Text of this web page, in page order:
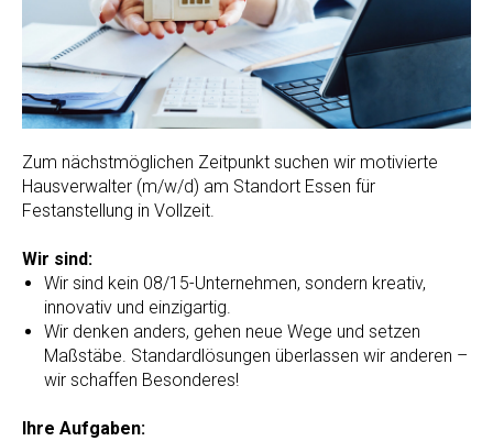
Zum nächstmöglichen Zeitpunkt suchen wir motivierte
Hausverwalter (m/w/d) am Standort Essen für
Festanstellung in Vollzeit.
Wir sind:
Wir sind kein 08/15-Unternehmen, sondern kreativ,
innovativ und einzigartig.
Wir denken anders, gehen neue Wege und setzen
Maßstäbe. Standardlösungen überlassen wir anderen –
wir schaffen Besonderes!
Ihre Aufgaben: